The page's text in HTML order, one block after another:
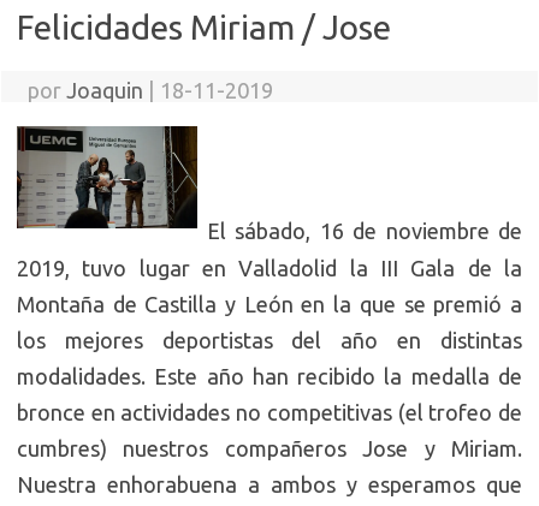
Felicidades Miriam / Jose
por Joaquin 18-11-2019
El sábado, 16 de noviembre de
2019, tuvo lugar en Valladolid la III Gala de la
Montaña de Castilla y León en la que se premió a
los mejores deportistas del año en distintas
modalidades. Este año han recibido la medalla de
bronce en actividades no competitivas (el trofeo de
cumbres) nuestros compañeros Jose y Miriam.
Nuestra enhorabuena a ambos y esperamos que